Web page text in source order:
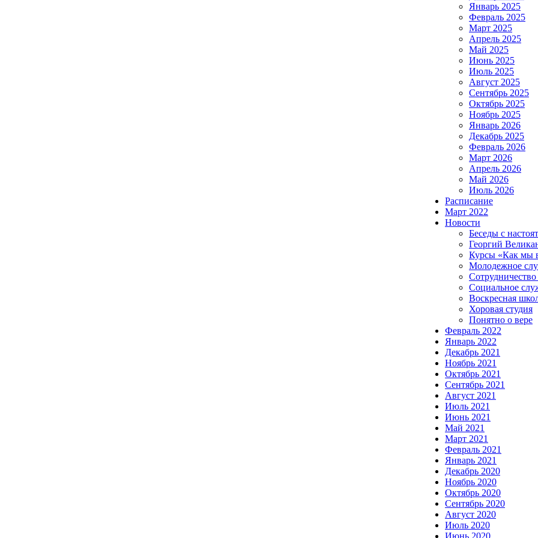
Январь 2025
Февраль 2025
Март 2025
Апрель 2025
Май 2025
Июнь 2025
Июль 2025
Август 2025
Сентябрь 2025
Октябрь 2025
Ноябрь 2025
Январь 2026
Декабрь 2025
Февраль 2026
Март 2026
Апрель 2026
Май 2026
Июль 2026
Расписание
Март 2022
Новости
Беседы с
Георгий
Курсы «Как мы
Молодежное
Социальное
Воскресная
Хоровая студия
Понятно о вере
Февраль 2022
Январь 2022
Декабрь 2021
Ноябрь 2021
Октябрь 2021
Сентябрь 2021
Август 2021
Июль 2021
Июнь 2021
Май 2021
Март 2021
Февраль 2021
Январь 2021
Декабрь 2020
Ноябрь 2020
Октябрь 2020
Сентябрь 2020
Август 2020
Июль 2020
Июнь 2020